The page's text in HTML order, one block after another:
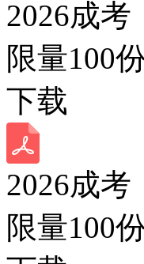
2026成考
限量100
下载
2026成考
限量100